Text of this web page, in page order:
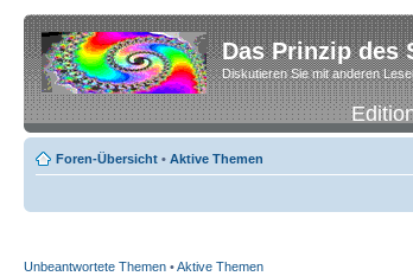
Das Prinzip des
Diskutieren Sie mit anderen
Foren-Übersicht • Aktive Themen
Unbeantwortete Themen •Aktive Themen